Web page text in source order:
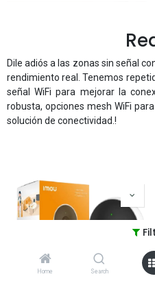
Home Search
Dile adiós a las zonas sin señal
rendimiento real. Tenemos
señal WiFi para mejorar la
robusta, opciones mesh WiFi
solución de conectividad.!